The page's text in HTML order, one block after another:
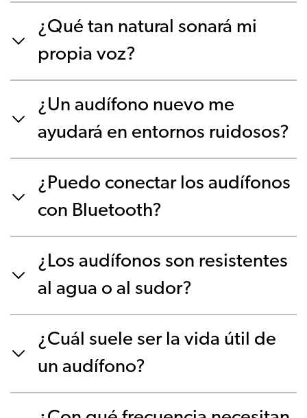
¿Qué tan natural sonará mi
propia voz?
¿Un audífono nuevo me
ayudará en entornos ruidosos?
¿Puedo conectar los audífonos
con Bluetooth?
¿Los audífonos son resistentes
al agua o al sudor?
¿Cuál suele ser la vida útil de
un audífono?